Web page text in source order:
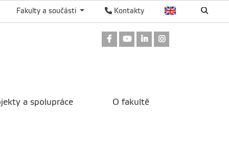
Kontakty
Fakulty a součásti
Odkaz na Facebook
Odkaz na Youtube
Odkaz na LinkedIn
a spolupráce O fakultě